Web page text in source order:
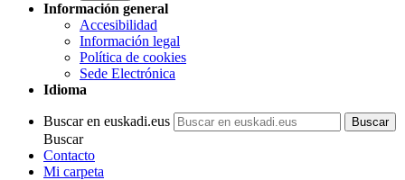
Información general
Accesibilidad
Información legal
Política de cookies
Sede Electrónica
Idioma
Buscar en euskadi.eus
Buscar
Contacto
Mi carpeta